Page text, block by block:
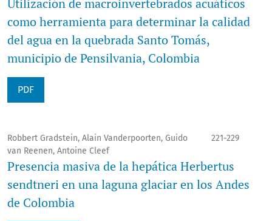
Utilización de macroinvertebrados acuáticos
como herramienta para determinar la calidad
del agua en la quebrada Santo Tomás,
municipio de Pensilvania, Colombia
PDF
Robbert Gradstein, Alain Vanderpoorten, Guido
van Reenen, Antoine Cleef
221-229
Presencia masiva de la hepática Herbertus
sendtneri en una laguna glaciar en los Andes
de Colombia